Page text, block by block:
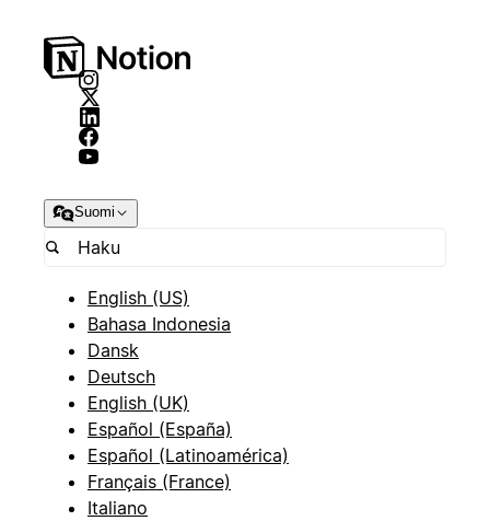
Suomi
English (US)
Bahasa Indonesia
Dansk
Deutsch
English (UK)
Español (España)
Español (Latinoamérica)
Français (France)
Italiano